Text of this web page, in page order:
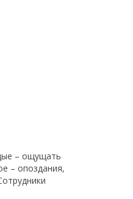
– ощущать
– опоздания,